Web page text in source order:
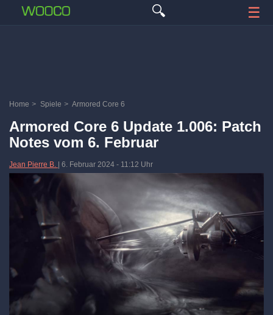
🔍 ☰
Home > Spiele > Armored Core 6
Armored Core 6 Update 1.006: Patch
Notes vom 6. Februar
Jean Pierre B. 6. Februar 2024 - 11:12 Uhr